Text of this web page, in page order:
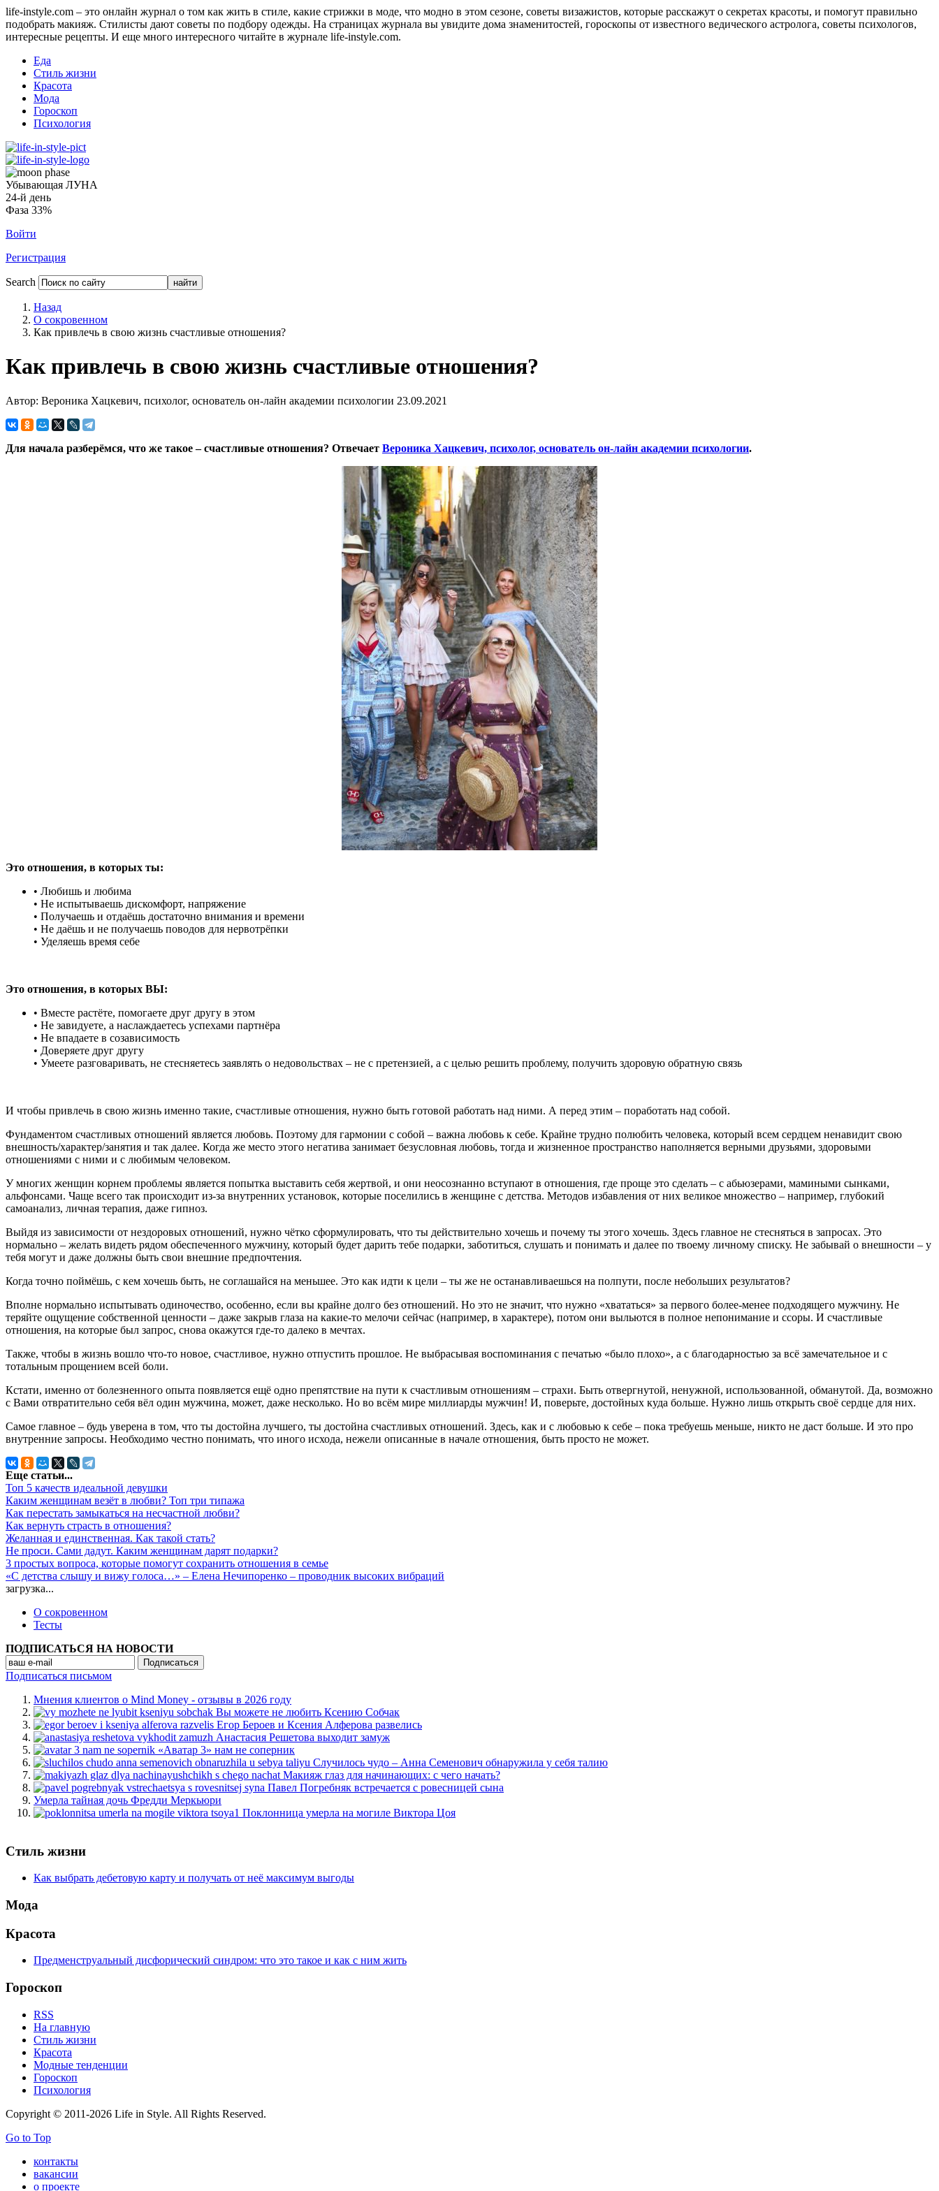
life-instyle.com – это онлайн журнал о том как жить в стиле, какие стрижки в моде, что модно в этом сезоне, советы визажистов, которые расскажут о секретах красоты, и помогут правильно
подобрать макияж. Стилисты дают советы по подбору одежды. На страницах журнала вы увидите дома знаменитостей, гороскопы от известного ведического астролога, советы психологов,
интересные рецепты. И еще много интересного читайте в журнале life-instyle.com.
Еда
Стиль жизни
Красота
Мода
Гороскоп
Психология
Убывающая ЛУНА
24-й день
Фаза 33%
Войти
Регистрация
Search
Назад
О сокровенном
Как привлечь в свою жизнь счастливые отношения?
Как привлечь в свою жизнь счастливые отношения?
Автор: Вероника Хацкевич, психолог, основатель он-лайн академии психологии 23.09.2021
Для начала разберёмся, что же такое – счастливые отношения? Отвечает Вероника Хацкевич, психолог, основатель он-лайн академии психологии.
Это отношения, в которых ты:
• Любишь и любима
• Не испытываешь дискомфорт, напряжение
• Получаешь и отдаёшь достаточно внимания и времени
• Не даёшь и не получаешь поводов для нервотрёпки
• Уделяешь время себе
Это отношения, в которых ВЫ:
• Вместе растёте, помогаете друг другу в этом
• Не завидуете, а наслаждаетесь успехами партнёра
• Не впадаете в созависимость
• Доверяете друг другу
• Умеете разговаривать, не стесняетесь заявлять о недовольствах – не с претензией, а с целью решить проблему, получить здоровую обратную связь
И чтобы привлечь в свою жизнь именно такие, счастливые отношения, нужно быть готовой работать над ними. А перед этим – поработать над собой.
Фундаментом счастливых отношений является любовь. Поэтому для гармонии с собой – важна любовь к себе. Крайне трудно полюбить человека, который всем сердцем ненавидит свою
внешность/характер/занятия и так далее. Когда же место этого негатива занимает безусловная любовь, тогда и жизненное пространство наполняется верными друзьями, здоровыми
отношениями с ними и с любимым человеком.
У многих женщин корнем проблемы является попытка выставить себя жертвой, и они неосознанно вступают в отношения, где проще это сделать – с абьюзерами, мамиными сынками,
альфонсами. Чаще всего так происходит из-за внутренних установок, которые поселились в женщине с детства. Методов избавления от них великое множество – например, глубокий
самоанализ, личная терапия, даже гипноз.
Выйдя из зависимости от нездоровых отношений, нужно чётко сформулировать, что ты действительно хочешь и почему ты этого хочешь. Здесь главное не стесняться в запросах. Это
нормально – желать видеть рядом обеспеченного мужчину, который будет дарить тебе подарки, заботиться, слушать и понимать и далее по твоему личному списку. Не забывай о внешности – у
тебя могут и даже должны быть свои внешние предпочтения.
Когда точно поймёшь, с кем хочешь быть, не соглашайся на меньшее. Это как идти к цели – ты же не останавливаешься на полпути, после небольших результатов?
Вполне нормально испытывать одиночество, особенно, если вы крайне долго без отношений. Но это не значит, что нужно «хвататься» за первого более-менее подходящего мужчину. Не
теряйте ощущение собственной ценности – даже закрыв глаза на какие-то мелочи сейчас (например, в характере), потом они выльются в полное непонимание и ссоры. И счастливые
отношения, на которые был запрос, снова окажутся где-то далеко в мечтах.
Также, чтобы в жизнь вошло что-то новое, счастливое, нужно отпустить прошлое. Не выбрасывая воспоминания с печатью «было плохо», а с благодарностью за всё замечательное и с
тотальным прощением всей боли.
Кстати, именно от болезненного опыта появляется ещё одно препятствие на пути к счастливым отношениям – страхи. Быть отвергнутой, ненужной, использованной, обманутой. Да, возможно
с Вами отвратительно себя вёл один мужчина, может, даже несколько. Но во всём мире миллиарды мужчин! И, поверьте, достойных куда больше. Нужно лишь открыть своё сердце для них.
Самое главное – будь уверена в том, что ты достойна лучшего, ты достойна счастливых отношений. Здесь, как и с любовью к себе – пока требуешь меньше, никто не даст больше. И это про
внутренние запросы. Необходимо честно понимать, что иного исхода, нежели описанные в начале отношения, быть просто не может.
Еще статьи...
Топ 5 качеств идеальной девушки
Каким женщинам везёт в любви? Топ три типажа
Как перестать замыкаться на несчастной любви?
Как вернуть страсть в отношения?
Желанная и единственная. Как такой стать?
Не проси. Сами дадут. Каким женщинам дарят подарки?
3 простых вопроса, которые помогут сохранить отношения в семье
«С детства слышу и вижу голоса…» – Елена Нечипоренко – проводник высоких вибраций
загрузка...
О сокровенном
Тесты
ПОДПИСАТЬСЯ НА НОВОСТИ
Подписаться письмом
Мнения клиентов о Mind Money - отзывы в 2026 году
Вы можете не любить Ксению Собчак
Егор Бероев и Ксения Алферова развелись
Анастасия Решетова выходит замуж
«Аватар 3» нам не соперник
Случилось чудо – Анна Семенович обнаружила у себя талию
Макияж глаз для начинающих: с чего начать?
Павел Погребняк встречается с ровесницей сына
Умерла тайная дочь Фредди Меркьюри
Поклонница умерла на могиле Виктора Цоя
Стиль жизни
Как выбрать дебетовую карту и получать от неё максимум выгоды
Мода
Красота
Предменструальный дисфорический синдром: что это такое и как с ним жить
Гороскоп
RSS
На главную
Стиль жизни
Красота
Модные тенденции
Гороскоп
Психология
Copyright © 2011-2026 Life in Style. All Rights Reserved.
Go to Top
контакты
вакансии
о проекте